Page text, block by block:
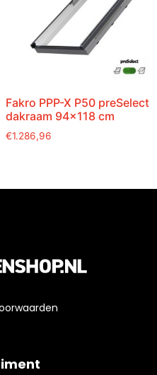
Fakro PPP-X P50 preSelect
dakraam 94×118 cm
€1.286,96